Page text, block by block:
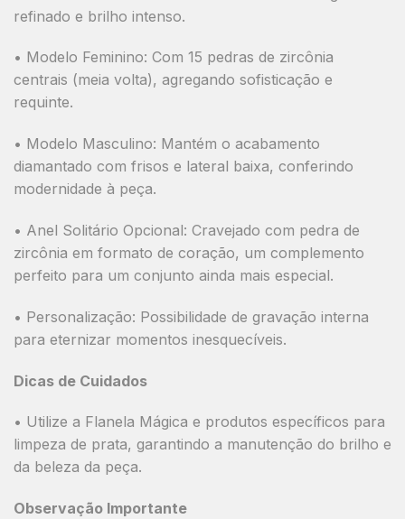
refinado e brilho intenso.
• Modelo Feminino: Com 15 pedras de zircônia
centrais (meia volta), agregando sofisticação e
requinte.
• Modelo Masculino: Mantém o acabamento
diamantado com frisos e lateral baixa, conferindo
modernidade à peça.
• Anel Solitário Opcional: Cravejado com pedra de
zircônia em formato de coração, um complemento
perfeito para um conjunto ainda mais especial.
• Personalização: Possibilidade de gravação interna
para eternizar momentos inesquecíveis.
Dicas de Cuidados
• Utilize a Flanela Mágica e produtos específicos para
limpeza de prata, garantindo a manutenção do brilho e
da beleza da peça.
Observação Importante